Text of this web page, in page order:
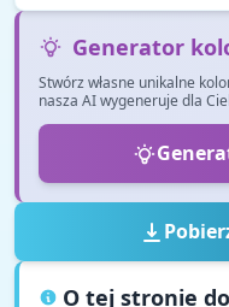
Generator
Stwórz własne unikalne
nasza AI wygeneruje dla
O tej stronie